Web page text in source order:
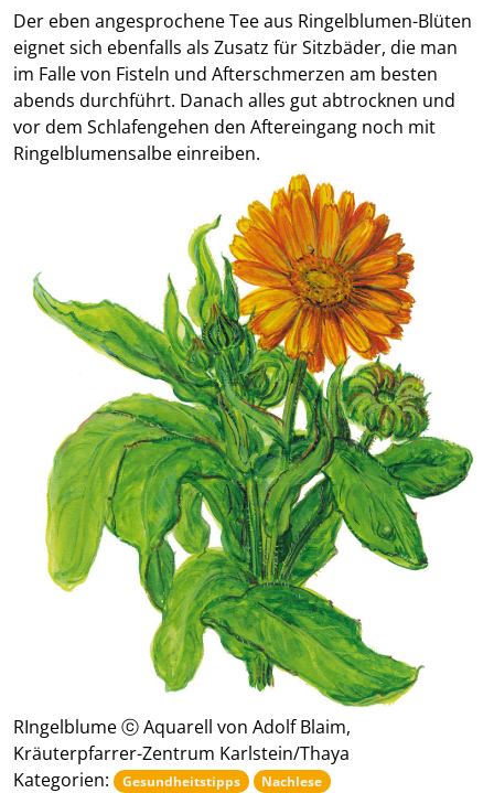
Der eben angesprochene Tee aus Ringelblumen-Blüten
eignet sich ebenfalls als Zusatz für Sitzbäder, die man
im Falle von Fisteln und Afterschmerzen am besten
abends durchführt. Danach alles gut abtrocknen und
vor dem Schlafengehen den Aftereingang noch mit
Ringelblumensalbe einreiben.
RIngelblume ⓒ Aquarell von Adolf Blaim,
Kräuterpfarrer-Zentrum Karlstein/Thaya
Kategorien:
Gesundheitstipps Nachlese